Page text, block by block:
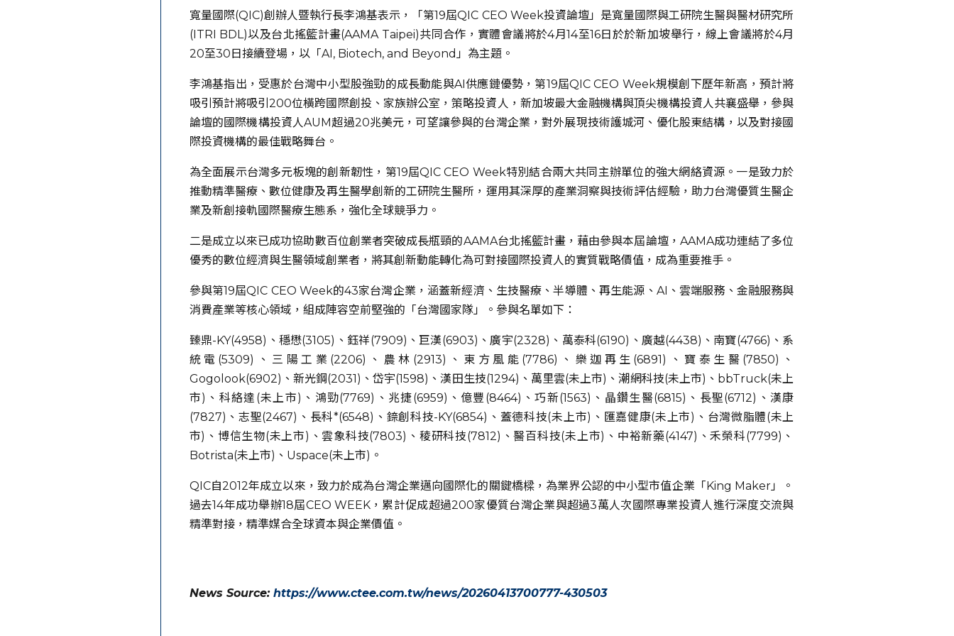
寬量國際(QIC)創辦人暨執行長李鴻基表示，「第19屆QIC CEO Week投資論壇」是寬量國際與工研院生醫與醫材研究所
(ITRI BDL)以及台北搖籃計畫(AAMA Taipei)共同合作，實體會議將於4月14至16日於於新加坡舉行，線上會議將於4月
20至30日接續登場，以「AI, Biotech, and Beyond」為主題。
李鴻基指出，受惠於台灣中小型股強勁的成長動能與AI供應鏈優勢，第19屆QIC CEO Week規模創下歷年新高，預計將
吸引預計將吸引200位橫跨國際創投、家族辦公室，策略投資人，新加坡最大金融機構與頂尖機構投資人共襄盛舉，參與
論壇的國際機構投資人AUM超過20兆美元，可望讓參與的台灣企業，對外展現技術護城河、優化股東結構，以及對接國
際投資機構的最佳戰略舞台。
為全面展示台灣多元板塊的創新韌性，第19屆QIC CEO Week特別結合兩大共同主辦單位的強大網絡資源。一是致力於
推動精準醫療、數位健康及再生醫學創新的工研院生醫所，運用其深厚的產業洞察與技術評估經驗，助力台灣優質生醫企
業及新創接軌國際醫療生態系，強化全球競爭力。
二是成立以來已成功協助數百位創業者突破成長瓶頸的AAMA台北搖籃計畫，藉由參與本屆論壇，AAMA成功連結了多位
優秀的數位經濟與生醫領域創業者，將其創新動能轉化為可對接國際投資人的實質戰略價值，成為重要推手。
參與第19屆QIC CEO Week的43家台灣企業，涵蓋新經濟、生技醫療、半導體、再生能源、AI、雲端服務、金融服務與
消費產業等核心領域，組成陣容空前堅強的「台灣國家隊」。參與名單如下：
臻鼎-KY(4958)、穩懋(3105)、鈺祥(7909)、巨漢(6903)、廣宇(2328)、萬泰科(6190)、廣越(4438)、南寶(4766)、系
統電(5309)、三陽工業(2206)、農林(2913)、東方風能(7786)、樂迦再生(6891)、寶泰生醫(7850)、
Gogolook(6902)、新光鋼(2031)、岱宇(1598)、漢田生技(1294)、萬里雲(未上市)、潮網科技(未上市)、bbTruck(未上
市)、科絡達(未上市)、鴻勁(7769)、兆捷(6959)、億豐(8464)、巧新(1563)、晶鑽生醫(6815)、長聖(6712)、漢康
(7827)、志聖(2467)、長科*(6548)、錼創科技-KY(6854)、蓋德科技(未上市)、匯嘉健康(未上市)、台灣微脂體(未上
市)、博信生物(未上市)、雲象科技(7803)、稜研科技(7812)、醫百科技(未上市)、中裕新藥(4147)、禾榮科(7799)、
Botrista(未上市)、Uspace(未上市)。
QIC自2012年成立以來，致力於成為台灣企業邁向國際化的關鍵橋樑，為業界公認的中小型市值企業「King Maker」。
過去14年成功舉辦18屆CEO WEEK，累計促成超過200家優質台灣企業與超過3萬人次國際專業投資人進行深度交流與
精準對接，精準媒合全球資本與企業價值。
News Source: https://www.ctee.com.tw/news/20260413700777-430503